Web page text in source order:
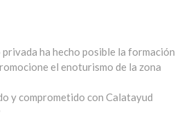
ha hecho posible la formación
el enoturismo de la zona
y comprometido con Calatayud